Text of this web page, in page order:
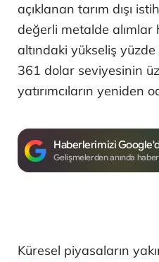
açıklanan tarım dışı
değerli metalde alımlar
altındaki yükseliş
361 dolar seviyesinin
yatırımcıların yeniden
Haberlerimizi
Gelişmelerden anında
Küresel piyasaların